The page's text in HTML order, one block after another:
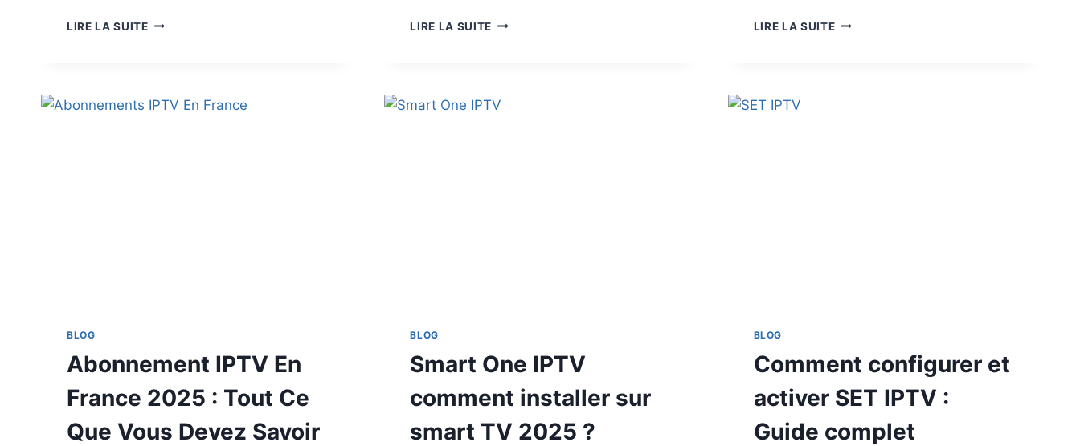
LIRE LA SUITE LIRE LA SUITE LIRE LA SUITE
BLOG
Abonnement IPTV En
France 2025 : Tout Ce
Que Vous Devez Savoir
BLOG
Smart One IPTV
comment installer sur
smart TV 2025 ?
BLOG
Comment configurer et
activer SET IPTV :
Guide complet